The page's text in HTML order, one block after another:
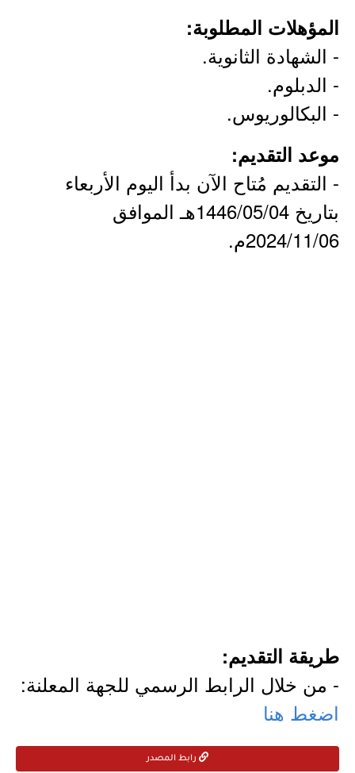
المؤهلات المطلوبة:
- الشهادة الثانوية.
- الدبلوم.
- البكالوريوس.
موعد التقديم:
- التقديم مُتاح الآن بدأ اليوم الأربعاء
بتاريخ 1446/05/04هـ الموافق
2024/11/06م.
طريقة التقديم:
- من خلال الرابط الرسمي للجهة المعلنة:
اضغط هنا
رابط المصدر